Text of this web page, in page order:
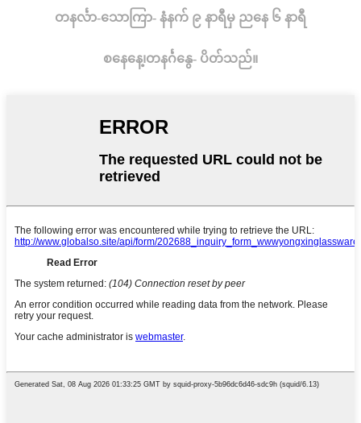
တနင်္လာ-သောကြာ- နံနက် ၉ နာရီမှ ညနေ ၆ နာရီ
စနေနေ့၊တနင်္ဂနွေ- ပိတ်သည်။